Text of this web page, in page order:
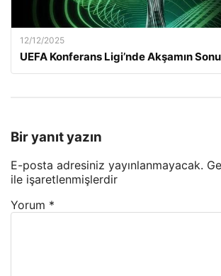
12/12/2025
UEFA Konferans Ligi’nde Akşamın
Bir yanıt yazın
E-posta adresiniz yayınlanmayacak.
ile işaretlenmişlerdir
Yorum *